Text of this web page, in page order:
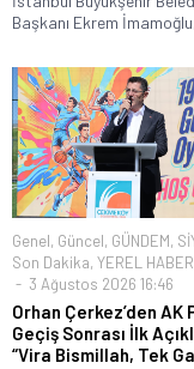
Başkanı Ekrem
Genel, Güncel, GÜNDEM,
Son Dakika, YEREL
3 Ağustos 2026 16:46
Orhan Çerkez’den AK
Geçiş Sonrası İlk
“Vira Bismillah, Tek